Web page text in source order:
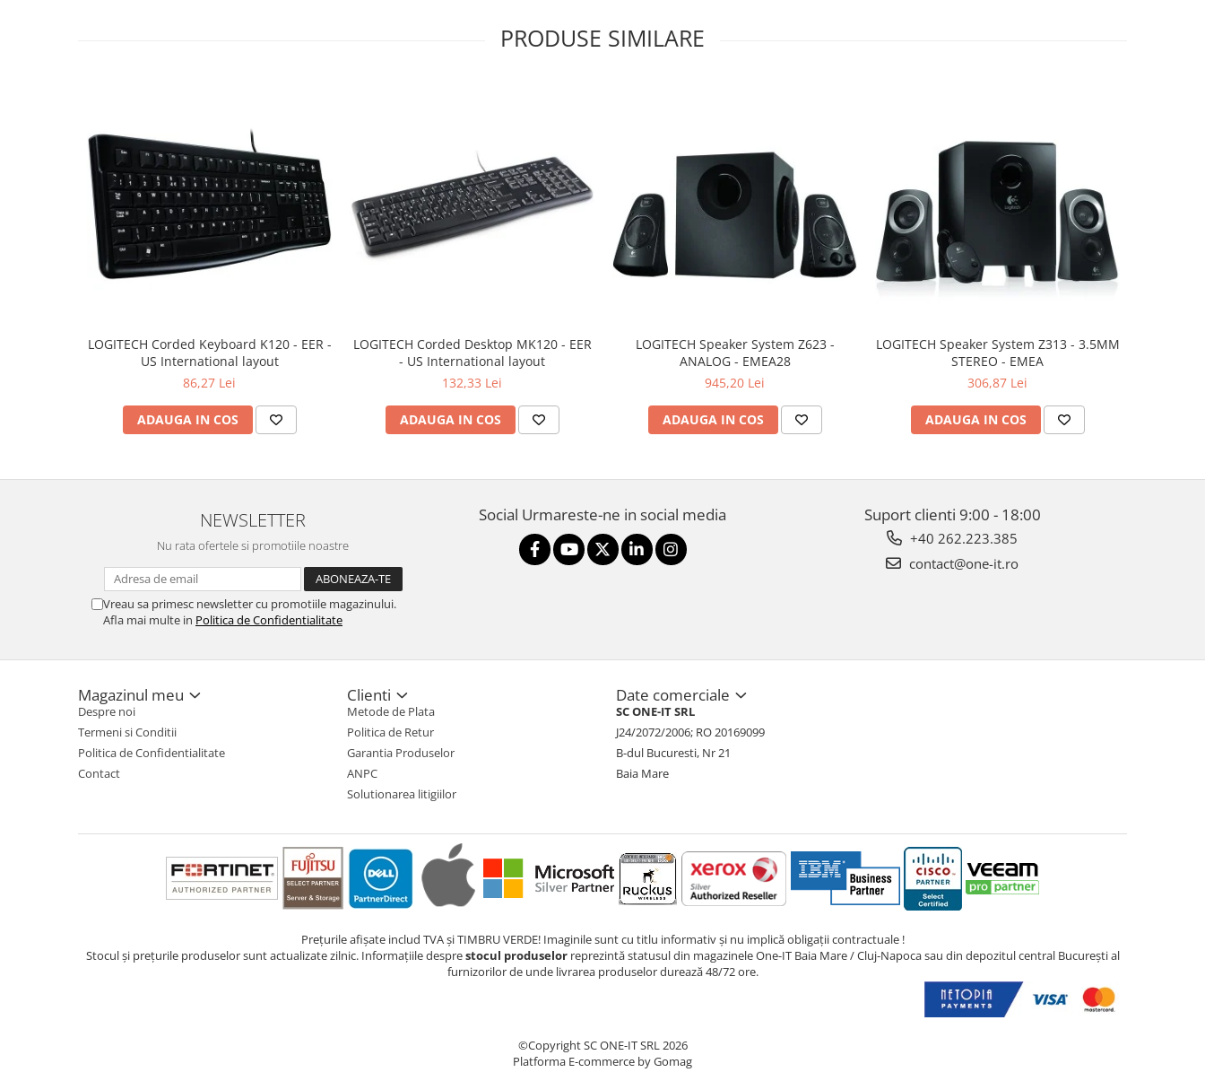
Retelistica & Supraveghere
Multifunctionale
Imprimante 3D
Multiboard & Accessorii
PRODUSE SIMILARE
LOGITECH Corded Keyboard K120 - EER -
US International layout
86,27 Lei
ADAUGA IN COS
LOGITECH Corded Desktop MK120 - EER
- US International layout
132,33 Lei
ADAUGA IN COS
LOGITECH Speaker System Z623 -
ANALOG - EMEA28
945,20 Lei
ADAUGA IN COS
LOGITECH Speaker System Z313 - 3.5MM
STEREO - EMEA
306,87 Lei
ADAUGA IN COS
NEWSLETTER
Nu rata ofertele si promotiile noastre
Vreau sa primesc newsletter cu promotiile magazinului.
Afla mai multe in Politica de Confidentialitate
Social Urmareste-ne in social media Suport clienti 9:00 - 18:00
+40 262.223.385
contact@one-it.ro
Magazinul meu
Despre noi
Termeni si Conditii
Politica de Confidentialitate
Contact
Clienti
Metode de Plata
Politica de Retur
Garantia Produselor
ANPC
Solutionarea litigiilor
Date comerciale
SC ONE-IT SRL
J24/2072/2006; RO 20169099
B-dul Bucuresti, Nr 21
Baia Mare
Prețurile afișate includ TVA și TIMBRU VERDE! Imaginile sunt cu titlu informativ și nu implică obligații contractuale !
Stocul și prețurile produselor sunt actualizate zilnic. Informațiile desprestocul produselorreprezintă statusul din magazinele One-IT Baia Mare / Cluj-Napoca sau din depozitul central București al
furnizorilor de unde livrarea produselor durează 48/72 ore.
©Copyright SC ONE-IT SRL 2026
Platforma E-commerce by Gomag